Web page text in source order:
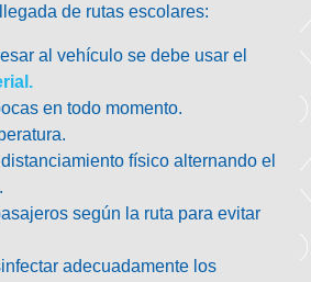
de rutas escolares:
al vehículo se debe usar el
en todo momento.
físico alternando el
según la ruta para evitar
adecuadamente los